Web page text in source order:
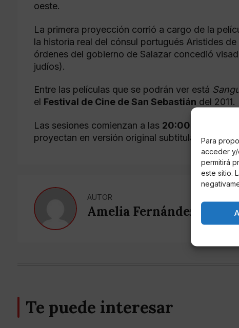
Para
acceder y/
permitirá
este sitio.
oeste.
La primera proyección corrió a cargo de la
la historia real del cónsul portugués Aristides
órdenes del gobierno de Salazar concedió
judíos).
Entre las películas que se podrán ver está
el Festival de Cine de San Sebastián del 2011.
Las sesiones comienzan a las 20:00
proyectan en versión original subtitulada.
AUTOR
Amelia Fernández
Te puede interesar